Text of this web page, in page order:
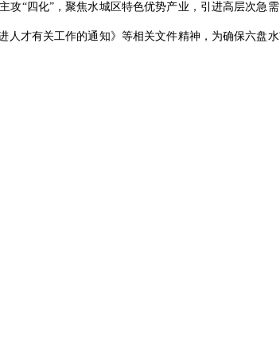
“四化”，聚焦水城区特色优势产业，引进高层次急
才有关工作的通知》等相关文件精神，为确保六盘